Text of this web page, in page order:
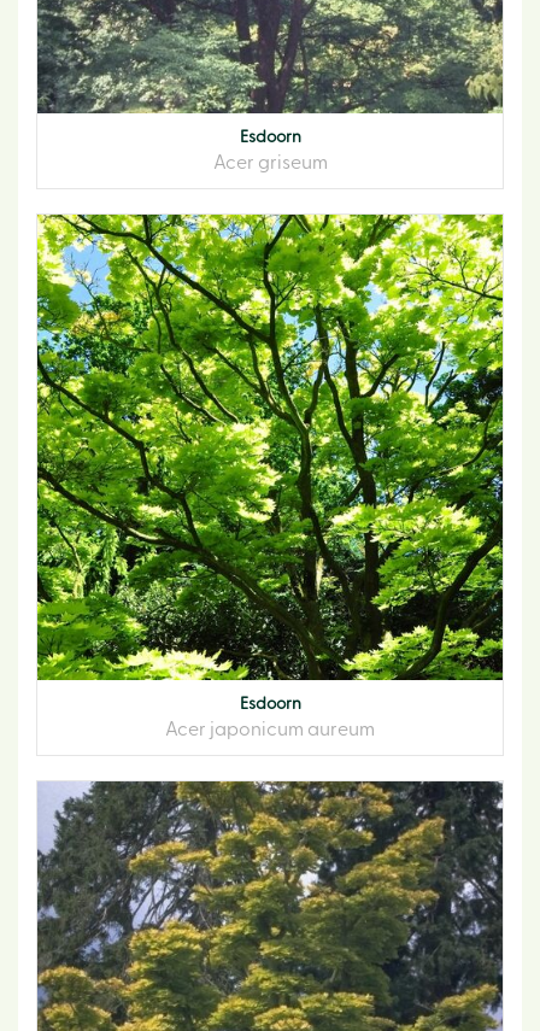
Esdoorn
Acer griseum
Esdoorn
Acer japonicum aureum